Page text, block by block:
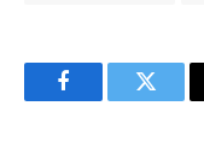
Facebook